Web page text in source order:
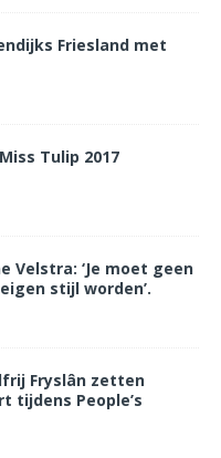
Friesland met
Tulip 2017
Velstra: ‘Je moet geen
stijl worden’.
Fryslân zetten
tijdens People’s